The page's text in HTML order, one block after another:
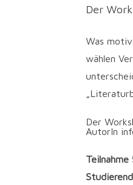
Der
Was
wählen
Der
AutorIn